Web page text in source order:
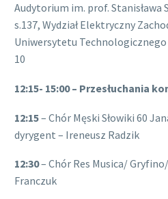
Audytorium im. prof. Stanisława
s.137, Wydział Elektryczny
Uniwersytetu Technologicznego
10
12:15- 15:00 – Przesłuchania
12:15– Chór Męski Słowiki 60
dyrygent – Ireneusz Radzik
12:30– Chór Res Musica/
Franczuk